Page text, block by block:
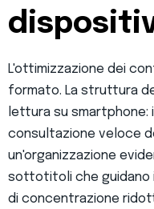
L'ottimizzazione dei
formato. La struttura
lettura su
consultazione veloce
un'organizzazione
sottotitoli che guidano
di concentrazione